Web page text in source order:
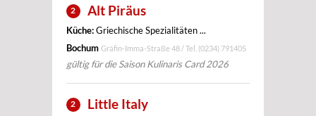
2 Alt Piräus
Küche:Griechische Spezialitäten ...
Bochum Gräfin-Imma-Straße 48 / Tel. (0234) 791405
gültig für die Saison Kulinaris Card 2026
2 Little Italy